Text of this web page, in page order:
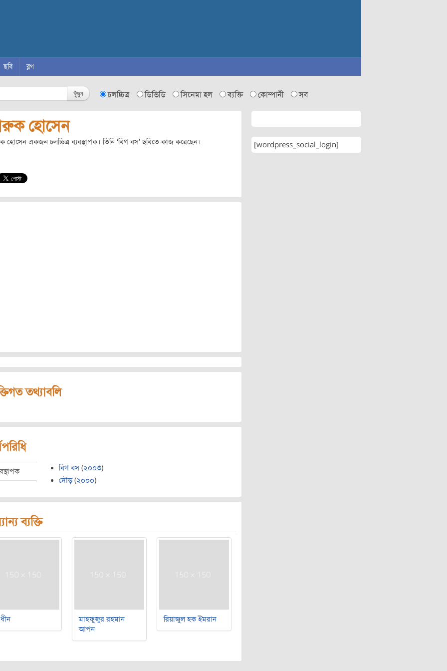
ছবি ব্লগ
খুঁজুন চলচ্চিত্র ডিভিডি সিনেমা হল ব্যক্তি কোম্পানী সব
হোসেন
হোসেন একজন চলচ্চিত্র ব্যবস্থাপক। তিনি ‘বিগ বস’ ছবিতে কাজ করেছেন।
তথ্যাবলি
বিগ বস(২০০৩)
দৌড়(২০০০)
ব্যক্তি
মাহফুজুর রহমান
আপন
রিয়াজুল হক ইমরান
[wordpress_social_login]